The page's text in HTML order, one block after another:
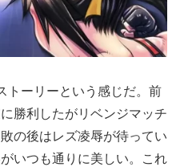
トーリーという感じだ。前
勝利したがリベンジマッチ
の後はレズ凌辱が待ってい
いつも通りに美しい。これ